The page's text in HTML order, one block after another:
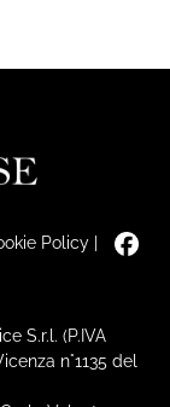
Policy|
S.r.l. (P.IVA
n°1135 del